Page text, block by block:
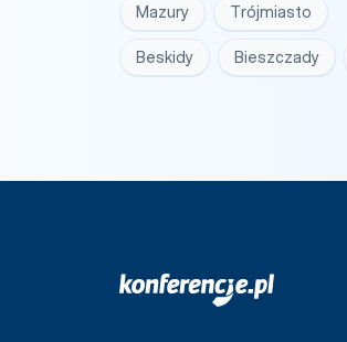
Mazury Trójmiasto
Beskidy Bieszczady